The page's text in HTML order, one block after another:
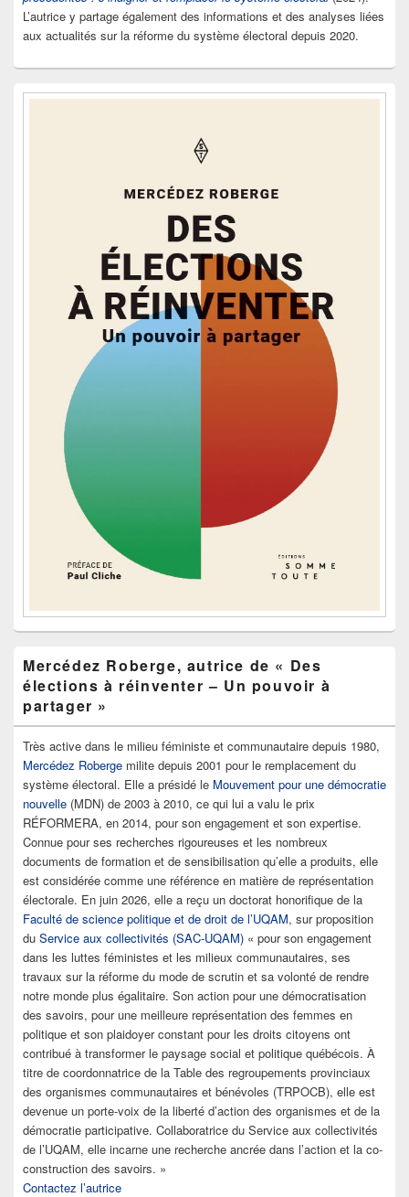
L’autrice y partage également des informations et des analyses liées
aux actualités sur la réforme du système électoral depuis 2020.
Mercédez Roberge, autrice de « Des
élections à réinventer – Un pouvoir à
partager »
Très active dans le milieu féministe et communautaire depuis 1980,
Mercédez Roberge milite depuis 2001 pour le remplacement du
système électoral. Elle a présidé le Mouvement pour une démocratie
nouvelle (MDN) de 2003 à 2010, ce qui lui a valu le prix
RÉFORMERA, en 2014, pour son engagement et son expertise.
Connue pour ses recherches rigoureuses et les nombreux
documents de formation et de sensibilisation qu’elle a produits, elle
est considérée comme une référence en matière de représentation
électorale. En juin 2026, elle a reçu un doctorat honorifique de la
Faculté de science politique et de droit de l’UQAM, sur proposition
du Service aux collectivités (SAC-UQAM) « pour son engagement
dans les luttes féministes et les milieux communautaires, ses
travaux sur la réforme du mode de scrutin et sa volonté de rendre
notre monde plus égalitaire. Son action pour une démocratisation
des savoirs, pour une meilleure représentation des femmes en
politique et son plaidoyer constant pour les droits citoyens ont
contribué à transformer le paysage social et politique québécois. À
titre de coordonnatrice de la Table des regroupements provinciaux
des organismes communautaires et bénévoles (TRPOCB), elle est
devenue un porte-voix de la liberté d’action des organismes et de la
démocratie participative. Collaboratrice du Service aux collectivités
de l’UQAM, elle incarne une recherche ancrée dans l’action et la co-
construction des savoirs. »
Contactez l’autrice